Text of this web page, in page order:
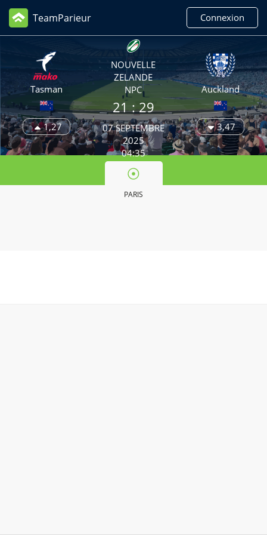
TeamParieur Connexion
Tasman
1,27
NOUVELLE
ZELANDE
NPC
21 :29
07 SEPTEMBRE
2025
04:35
Auckland
3,47
PARIS